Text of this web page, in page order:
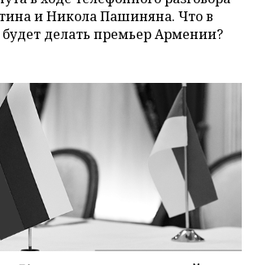
и Никола Пашиняна. Что в
делать премьер Армении?